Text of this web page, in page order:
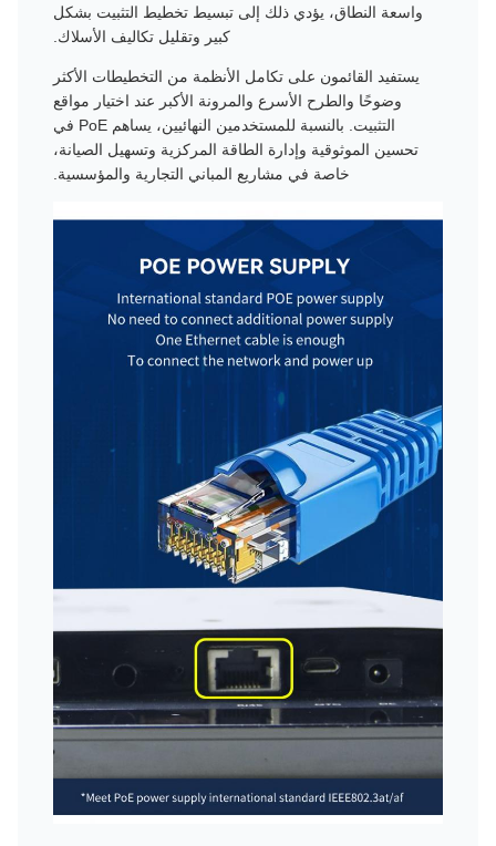
واسعة النطاق، يؤدي ذلك إلى تبسيط تخطيط التثبيت بشكل
كبير وتقليل تكاليف الأسلاك.
يستفيد القائمون على تكامل الأنظمة من التخطيطات الأكثر
وضوحًا والطرح الأسرع والمرونة الأكبر عند اختيار مواقع
التثبيت. بالنسبة للمستخدمين النهائيين، يساهم PoE في
تحسين الموثوقية وإدارة الطاقة المركزية وتسهيل الصيانة،
خاصة في مشاريع المباني التجارية والمؤسسية.